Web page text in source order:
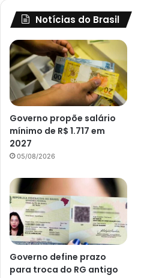
Notícias do Brasil
Governo propõe salário
mínimo de R$ 1.717 em
2027
05/08/2026
Governo define prazo
para troca do RG antigo